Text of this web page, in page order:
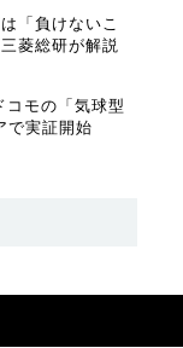
「負けないこ
菱総研が解説
モの「気球型
で実証開始